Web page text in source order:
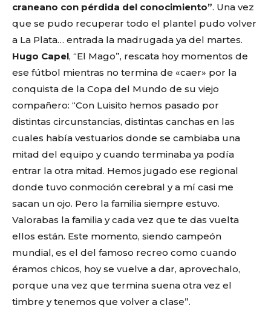
craneano con pérdida del conocimiento”. Una vez
que se pudo recuperar todo el plantel pudo volver
a La Plata… entrada la madrugada ya del martes.
Hugo Capel, “El Mago”, rescata hoy momentos de
ese fútbol mientras no termina de «caer» por la
conquista de la Copa del Mundo de su viejo
compañero: “Con Luisito hemos pasado por
distintas circunstancias, distintas canchas en las
cuales había vestuarios donde se cambiaba una
mitad del equipo y cuando terminaba ya podía
entrar la otra mitad. Hemos jugado ese regional
donde tuvo conmoción cerebral y a mí casi me
sacan un ojo. Pero la familia siempre estuvo.
Valorabas la familia y cada vez que te das vuelta
ellos están. Este momento, siendo campeón
mundial, es el del famoso recreo como cuando
éramos chicos, hoy se vuelve a dar, aprovechalo,
porque una vez que termina suena otra vez el
timbre y tenemos que volver a clase”.